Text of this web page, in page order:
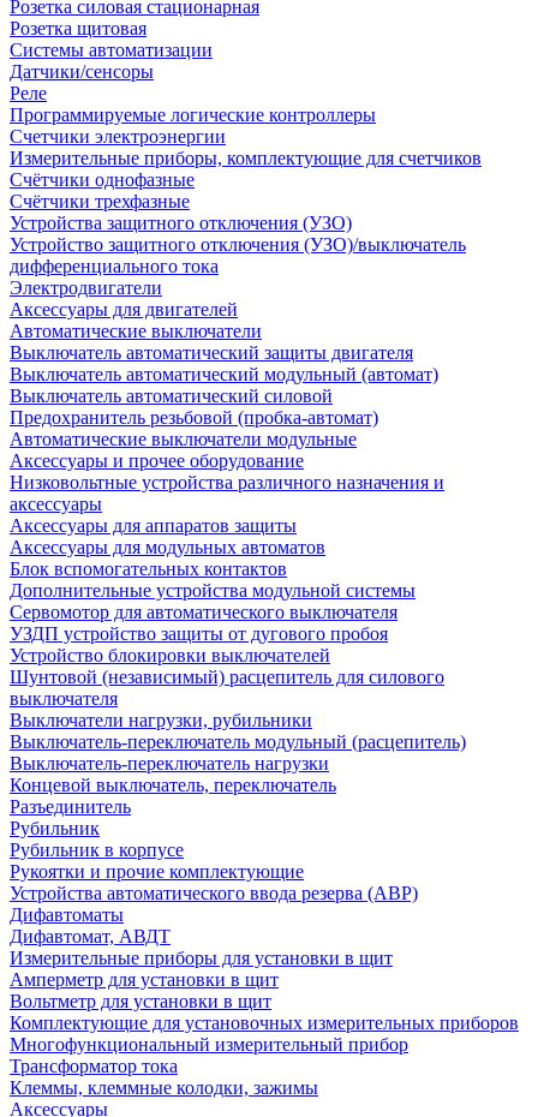
Розетка силовая стационарная
Розетка щитовая
Системы автоматизации
Датчики/сенсоры
Реле
Программируемые логические контроллеры
Счетчики электроэнергии
Измерительные приборы, комплектующие для счетчиков
Счётчики однофазные
Счётчики трехфазные
Устройства защитного отключения (УЗО)
Устройство защитного отключения (УЗО)/выключатель
дифференциального тока
Электродвигатели
Аксессуары для двигателей
Автоматические выключатели
Выключатель автоматический защиты двигателя
Выключатель автоматический модульный (автомат)
Выключатель автоматический силовой
Предохранитель резьбовой (пробка-автомат)
Автоматические выключатели модульные
Аксессуары и прочее оборудование
Низковольтные устройства различного назначения и
аксессуары
Аксессуары для аппаратов защиты
Аксессуары для модульных автоматов
Блок вспомогательных контактов
Дополнительные устройства модульной системы
Сервомотор для автоматического выключателя
УЗДП устройство защиты от дугового пробоя
Устройство блокировки выключателей
Шунтовой (независимый) расцепитель для силового
выключателя
Выключатели нагрузки, рубильники
Выключатель-переключатель модульный (расцепитель)
Выключатель-переключатель нагрузки
Концевой выключатель, переключатель
Разъединитель
Рубильник
Рубильник в корпусе
Рукоятки и прочие комплектующие
Устройства автоматического ввода резерва (АВР)
Дифавтоматы
Дифавтомат, АВДТ
Измерительные приборы для установки в щит
Амперметр для установки в щит
Вольтметр для установки в щит
Комплектующие для установочных измерительных приборов
Многофункциональный измерительный прибор
Трансформатор тока
Клеммы, клеммные колодки, зажимы
Аксессуары